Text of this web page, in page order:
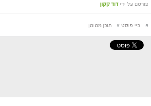
פורסם על ידי דוד קקון
# ביי פוסט # תוכן ממומן